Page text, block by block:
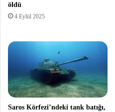
öldü
4 Eylül 2025
Saros Körfezi’ndeki tank batığı,